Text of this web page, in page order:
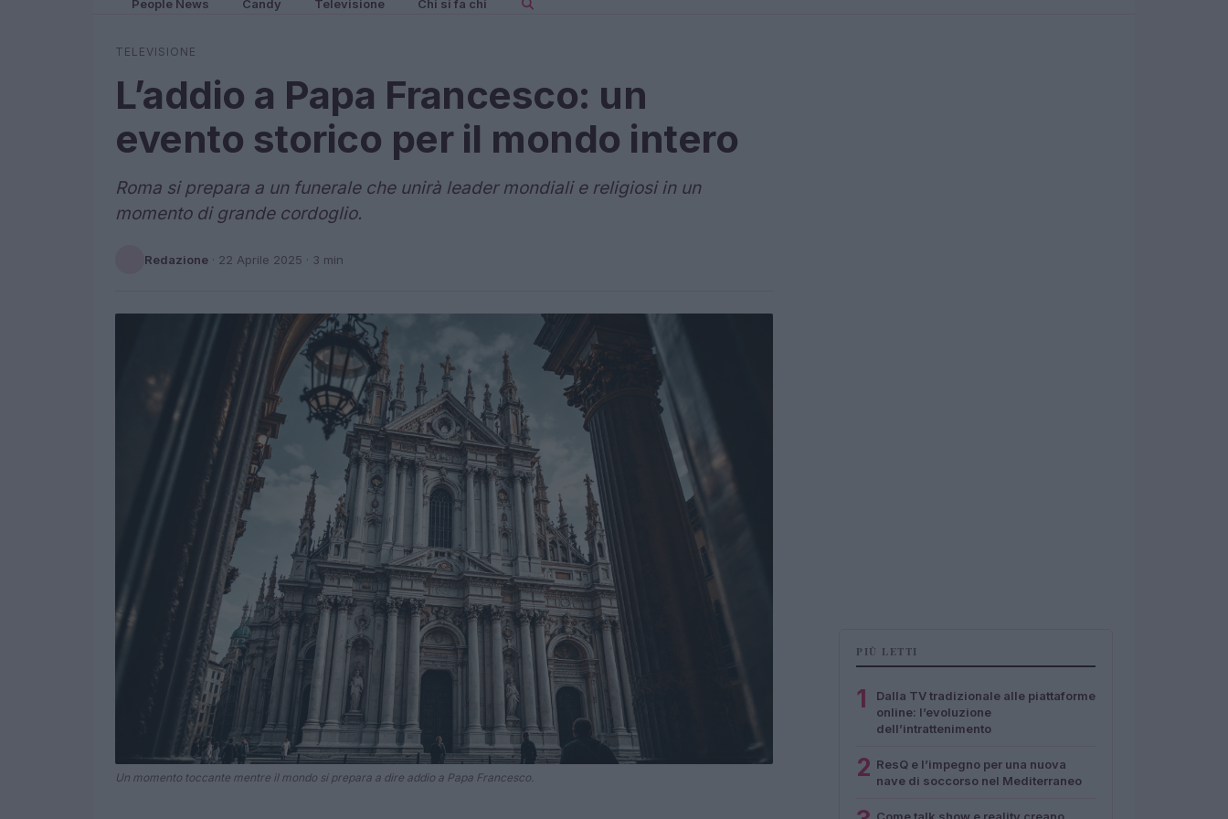
People News Candy Televisione Chi si fa chi
TELEVISIONE
L’addio a Papa Francesco: un
evento storico per il mondo intero
Roma si prepara a un funerale che unirà leader mondiali e religiosi in un
momento di grande cordoglio.
Redazione · 22 Aprile 2025 · 3 min
Un momento toccante mentre il mondo si prepara a dire addio a Papa Francesco.
PIÙ LETTI
1
Dalla TV tradizionale alle piattaforme
online: l’evoluzione
dell’intrattenimento
2 ResQ e l’impegno per una nuova
nave di soccorso nel Mediterraneo